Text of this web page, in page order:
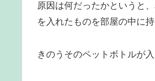
原因は何だったかというと
を入れたものを部屋の中に
きのうそのペットボトルが